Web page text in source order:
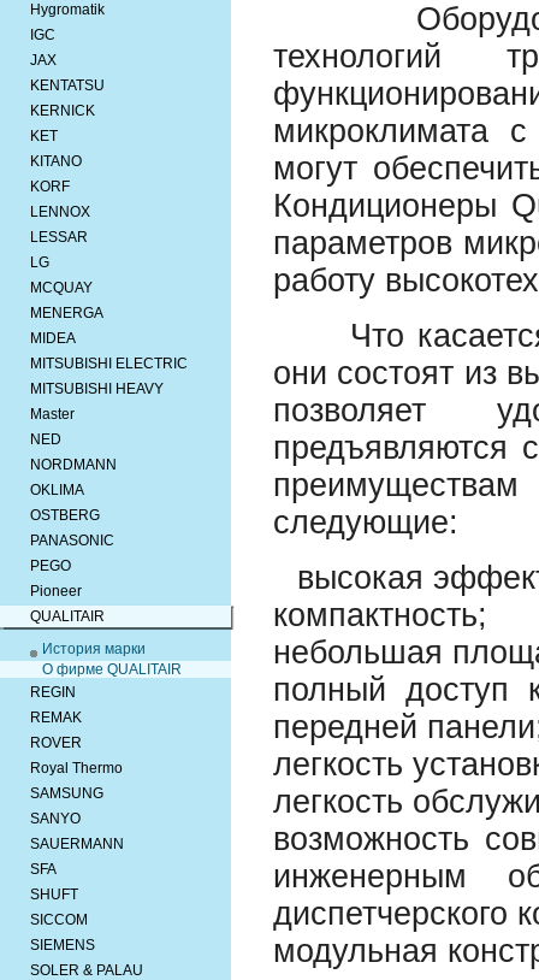
Hygromatik
IGC
JAX
KENTATSU
KERNICK
KET
KITANO
KORF
LENNOX
LESSAR
LG
MCQUAY
MENERGA
MIDEA
MITSUBISHI ELEСTRIC
MITSUBISHI HEAVY
Master
NED
NORDMANN
OKLIMA
OSTBERG
PANASONIC
PEGO
Pioneer
QUALITAIR
История марки
О фирме QUALITAIR
REGIN
REMAK
ROVER
Royal Thermo
SAMSUNG
SANYO
SAUERMANN
SFA
SHUFT
SICCOM
SIEMENS
SOLER & PALAU
технологий
микроклимата
могут
Кондиционеры
параметров
работу
Что
они состоят из
позволяет
предъявляются
следующие:
высокая
компактность;
небольшая
полный доступ
передней
легкость
легкость
возможность
инженерным
диспетчерского
модульная